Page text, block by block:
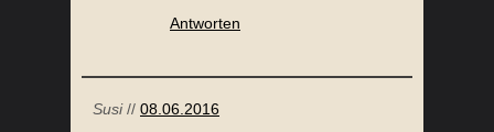
Antworten
Susi// 08.06.2016